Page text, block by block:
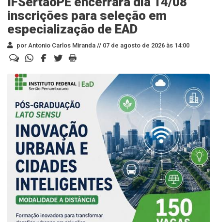
inscrições para seleção em
especialização de EAD
por Antonio Carlos Miranda // 07 de agosto de 2026 às 14:00